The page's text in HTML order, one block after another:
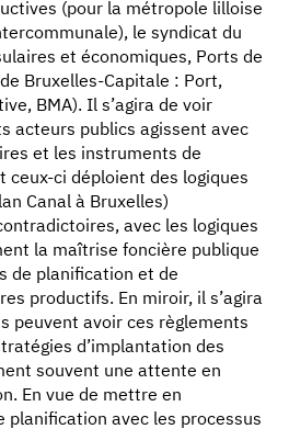
(pour la métropole lilloise
le syndicat du
et économiques, Ports de
Bruxelles-Capitale : Port,
BMA). Il s’agira de voir
acteurs publics agissent avec
et les instruments de
ceux-ci déploient des logiques
Canal à Bruxelles)
avec les logiques
la maîtrise foncière publique
de planification et de
productifs. En miroir, il s’agira
peuvent avoir ces règlements
d’implantation des
souvent une attente en
En vue de mettre en
planification avec les processus